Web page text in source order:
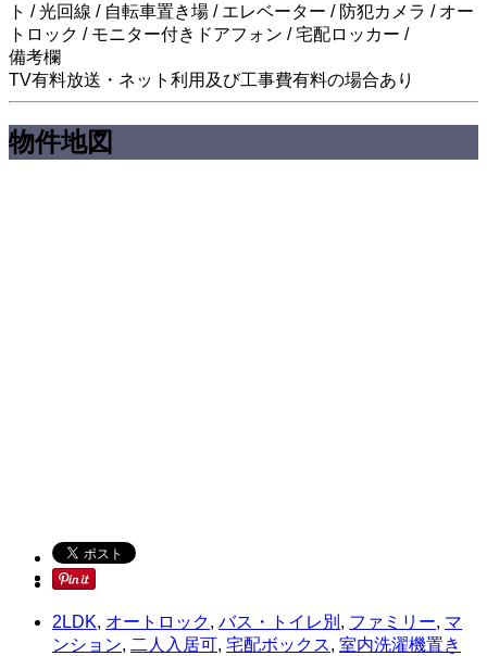
ト / 光回線 / 自転車置き場 / エレベーター / 防犯カメラ / オー
トロック / モニター付きドアフォン / 宅配ロッカー /
備考欄
TV有料放送・ネット利用及び工事費有料の場合あり
物件地図
2LDK, オートロック, バス・トイレ別 , ファミリー, マ
ンション, 二人入居可, 宅配ボックス, 室内洗濯機置き